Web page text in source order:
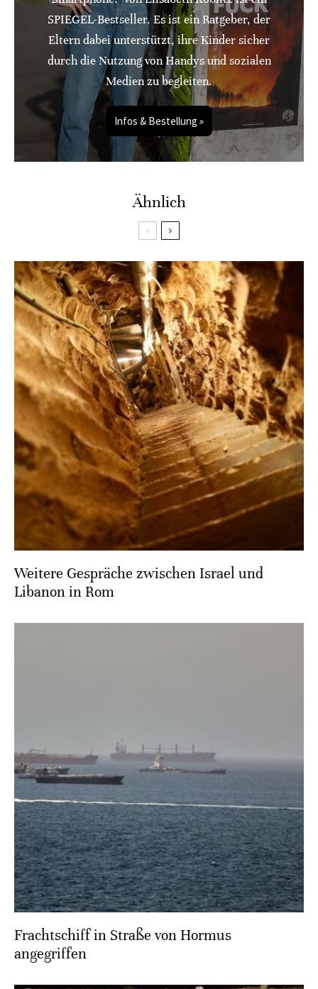
SPIEGEL-Bestseller. Es ist ein Ratgeber, der
Eltern dabei unterstützt, ihre Kinder sicher
durch die Nutzung von Handys und sozialen
Medien zu begleiten.
Infos & Bestellung »
Ähnlich
Weitere Gespräche zwischen Israel und
Libanon in Rom
Frachtschiff in Straße von Hormus
angegriffen